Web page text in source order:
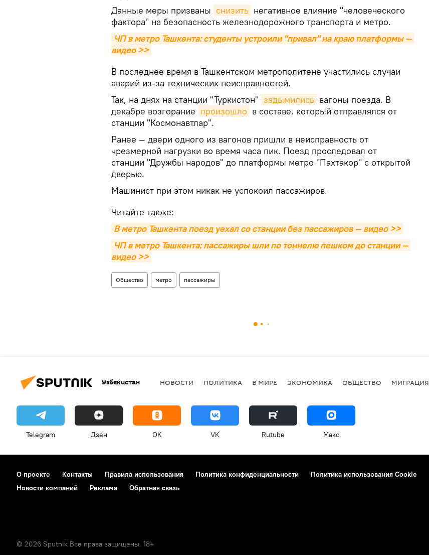
Данные меры призваны снизить негативное влияние "человеческого
фактора" на безопасность железнодорожного транспорта и метро.
ЧП в метро Ташкента: студенты устроили "привал" на краю платформы —
видео >>
В последнее время в Ташкентском метрополитене участились случаи
аварий из-за технических неисправностей.
Так, на днях на станции "Туркистон" задымились вагоны поезда. В
декабре возгорание произошло в составе, который отправлялся от
станции "Космонавтлар".
Ранее — двери одного из вагонов пришли в неисправность от
чрезмерной нагрузки во время часа пик. Поезд проследовал от
станции "Дружбы народов" до платформы метро "Пахтакор" с открытой
дверью.
Машинист при этом никак не успокоил пассажиров.
Читайте также:
В метро Ташкента поезд уехал со станции без пассажиров — видео >>
ЧП в метро Ташкента: пассажиры шли по тоннелю пешком до станции —
видео >>
Общество метро пассажиры
Узбекистан НОВОСТИ ПОЛИТИКА В МИРЕ ЭКОНОМИКА ОБЩЕСТВО МИГРАЦИЯ
Telegram Дзен OK VK Rutube Макс
О проекте Контакты Правила использования Политика конфиденциальности Политика использования Cookie
Новости компаний
Реклама Обратная связь
© 2026 Sputnik Все права защищены. 18+